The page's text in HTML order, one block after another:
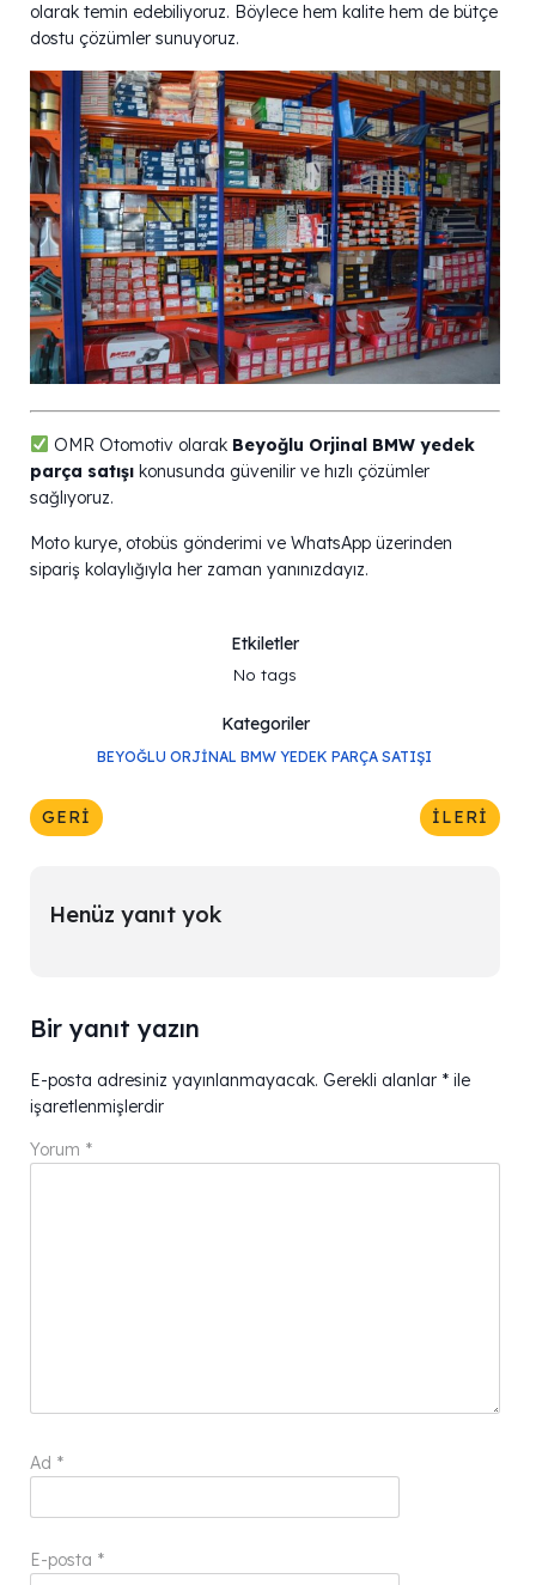
olarak temin edebiliyoruz. Böylece hem kalite hem de bütçe
dostu çözümler sunuyoruz.
OMR Otomotiv olarak Beyoğlu Orjinal BMW yedek
parça satışı konusunda güvenilir ve hızlı çözümler
sağlıyoruz.
Moto kurye, otobüs gönderimi ve WhatsApp üzerinden
sipariş kolaylığıyla her zaman yanınızdayız.
Etkiletler
No tags
Kategoriler
BEYOĞLU ORJINAL BMW YEDEK PARÇA SATIŞI
GERI İLERI
Henüz yanıt yok
Bir yanıt yazın
E-posta adresiniz yayınlanmayacak. Gerekli alanlar * ile
işaretlenmişlerdir
Yorum *
Ad *
E-posta *